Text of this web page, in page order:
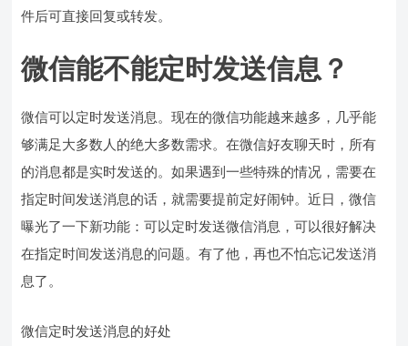
件后可直接回复或转发。
微信能不能定时发送信息？
微信可以定时发送消息。现在的微信功能越来越多，几乎能
够满足大多数人的绝大多数需求。在微信好友聊天时，所有
的消息都是实时发送的。如果遇到一些特殊的情况，需要在
指定时间发送消息的话，就需要提前定好闹钟。近日，微信
曝光了一下新功能：可以定时发送微信消息，可以很好解决
在指定时间发送消息的问题。有了他，再也不怕忘记发送消
息了。
微信定时发送消息的好处